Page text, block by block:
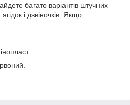
багато варіантів штучних
і дзвіночків. Якщо